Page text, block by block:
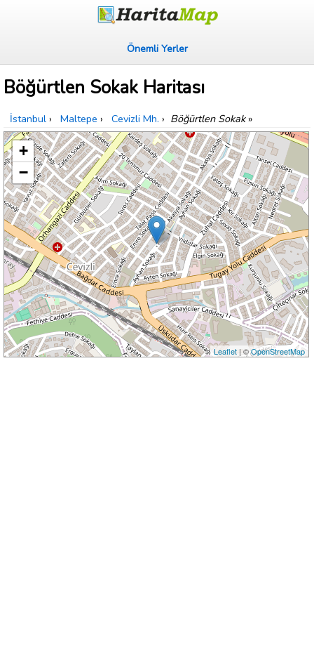
Önemli Yerler
Böğürtlen Sokak Haritası
İstanbul › Maltepe › Cevizli Mh. › Böğürtlen Sokak»
+
−
Leaflet| ©OpenStreetMap